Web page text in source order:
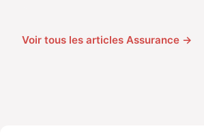
Voir tous les articles Assurance →